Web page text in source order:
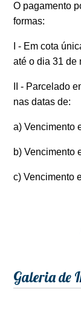
O pagamento
formas:
I - Em cota
até o dia 31 de
II - Parcelado
nas datas de:
a) Vencimento
b) Vencimento
c) Vencimento
Galeria de